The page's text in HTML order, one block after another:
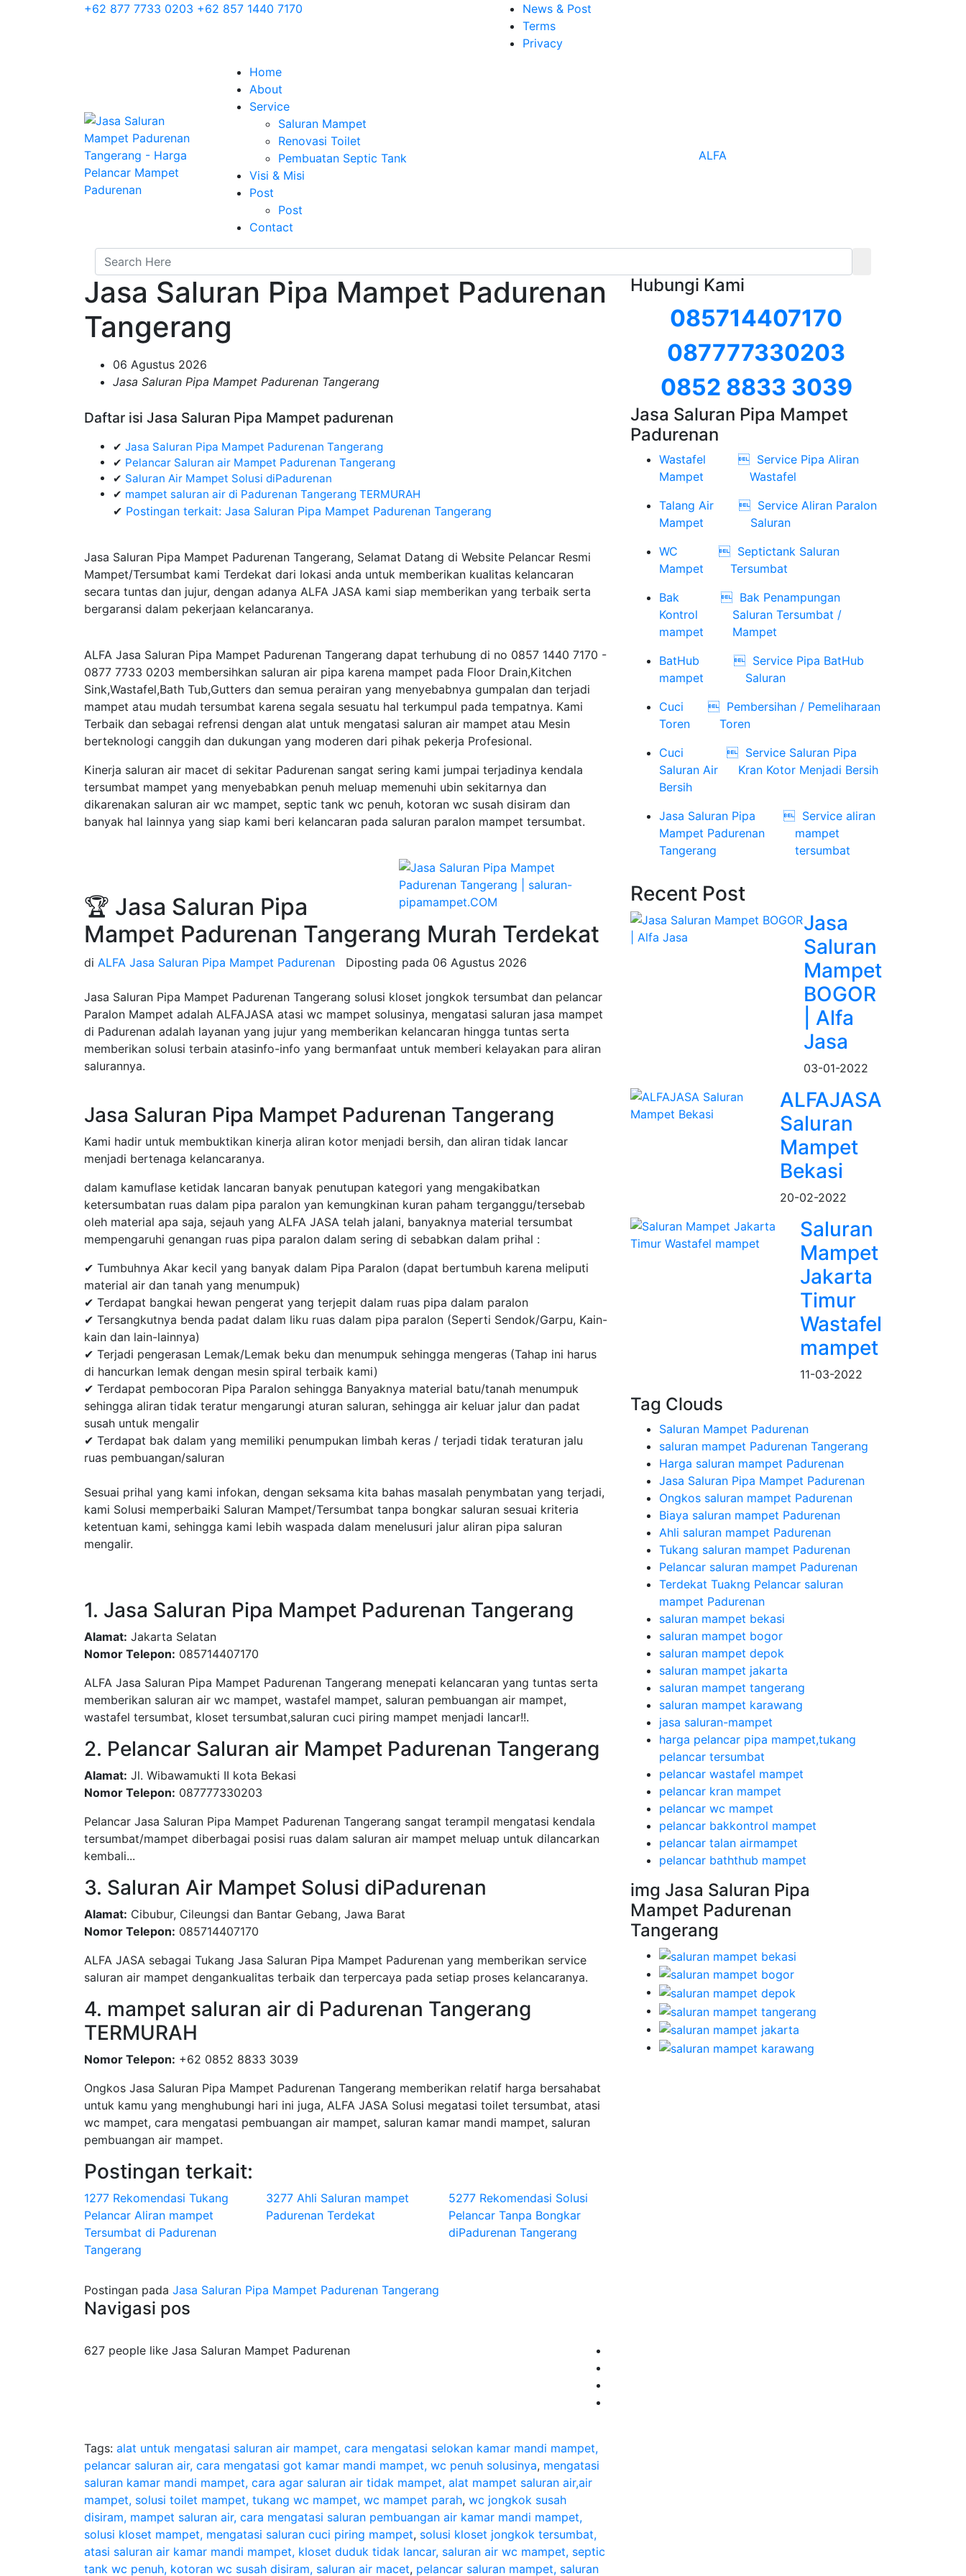
+62 877 7733 0203 +62 857 1440 7170
News & Post
Terms
Privacy
Home
About
Service
Saluran Mampet
Renovasi Toilet
Pembuatan Septic Tank
Visi & Misi
Post
Post
Contact
ALFA
Jasa Saluran Pipa Mampet Padurenan
Tangerang
06 Agustus 2026
Jasa Saluran Pipa Mampet Padurenan Tangerang
Daftar isi Jasa Saluran Pipa Mampet padurenan
✔ Jasa Saluran Pipa Mampet Padurenan Tangerang
✔ Pelancar Saluran air Mampet Padurenan Tangerang
✔ Saluran Air Mampet Solusi diPadurenan
✔ mampet saluran air di Padurenan Tangerang TERMURAH
✔ Postingan terkait: Jasa Saluran Pipa Mampet Padurenan Tangerang
Jasa Saluran Pipa Mampet Padurenan Tangerang, Selamat Datang di Website Pelancar Resmi
Mampet/Tersumbat kami Terdekat dari lokasi anda untuk memberikan kualitas kelancaran
secara tuntas dan jujur, dengan adanya ALFA JASA kami siap memberikan yang terbaik serta
bergaransi dalam pekerjaan kelancaranya.
ALFA Jasa Saluran Pipa Mampet Padurenan Tangerang dapat terhubung di no 0857 1440 7170 -
0877 7733 0203 membersihkan saluran air pipa karena mampet pada Floor Drain,Kitchen
Sink,Wastafel,Bath Tub,Gutters dan semua perairan yang menyebabnya gumpalan dan terjadi
mampet atau mudah tersumbat karena segala sesuatu hal terkumpul pada tempatnya. Kami
Terbaik dan sebagai refrensi dengan alat untuk mengatasi saluran air mampet atau Mesin
berteknologi canggih dan dukungan yang moderen dari pihak pekerja Profesional.
Kinerja saluran air macet di sekitar Padurenan sangat sering kami jumpai terjadinya kendala
tersumbat mampet yang menyebabkan penuh meluap memenuhi ubin sekitarnya dan
dikarenakan saluran air wc mampet, septic tank wc penuh, kotoran wc susah disiram dan
banyak hal lainnya yang siap kami beri kelancaran pada saluran paralon mampet tersumbat.
🏆 Jasa Saluran Pipa
Mampet Padurenan Tangerang Murah Terdekat
di ALFA Jasa Saluran Pipa Mampet Padurenan Diposting pada 06 Agustus 2026
Jasa Saluran Pipa Mampet Padurenan Tangerang solusi kloset jongkok tersumbat dan pelancar
Paralon Mampet adalah ALFAJASA atasi wc mampet solusinya, mengatasi saluran jasa mampet
di Padurenan adalah layanan yang jujur yang memberikan kelancaran hingga tuntas serta
memberikan solusi terbain atasinfo-info yang bermanfaat untuk memberi kelayakan para aliran
salurannya.
Jasa Saluran Pipa Mampet Padurenan Tangerang
Kami hadir untuk membuktikan kinerja aliran kotor menjadi bersih, dan aliran tidak lancar
menjadi bertenaga kelancaranya.
dalam kamuflase ketidak lancaran banyak penutupan kategori yang mengakibatkan
ketersumbatan ruas dalam pipa paralon yan kemungkinan kuran paham terganggu/tersebab
oleh material apa saja, sejauh yang ALFA JASA telah jalani, banyaknya material tersumbat
mempengaruhi genangan ruas pipa paralon dalam sering di sebabkan dalam prihal :
✔ Tumbuhnya Akar kecil yang banyak dalam Pipa Paralon (dapat bertumbuh karena meliputi
material air dan tanah yang menumpuk)
✔ Terdapat bangkai hewan pengerat yang terjepit dalam ruas pipa dalam paralon
✔ Tersangkutnya benda padat dalam liku ruas dalam pipa paralon (Seperti Sendok/Garpu, Kain-
kain dan lain-lainnya)
✔ Terjadi pengerasan Lemak/Lemak beku dan menumpuk sehingga mengeras (Tahap ini harus
di hancurkan lemak dengan mesin spiral terbaik kami)
✔ Terdapat pembocoran Pipa Paralon sehingga Banyaknya material batu/tanah menumpuk
sehingga aliran tidak teratur mengarungi aturan saluran, sehingga air keluar jalur dan padat
susah untuk mengalir
✔ Terdapat bak dalam yang memiliki penumpukan limbah keras / terjadi tidak teraturan jalu
ruas pembuangan/saluran
Sesuai prihal yang kami infokan, dengan seksama kita bahas masalah penymbatan yang terjadi,
kami Solusi memperbaiki Saluran Mampet/Tersumbat tanpa bongkar saluran sesuai kriteria
ketentuan kami, sehingga kami lebih waspada dalam menelusuri jalur aliran pipa saluran
mengalir.
1. Jasa Saluran Pipa Mampet Padurenan Tangerang
Alamat: Jakarta Selatan
Nomor Telepon: 085714407170
ALFA Jasa Saluran Pipa Mampet Padurenan Tangerang menepati kelancaran yang tuntas serta
memberikan saluran air wc mampet, wastafel mampet, saluran pembuangan air mampet,
wastafel tersumbat, kloset tersumbat,saluran cuci piring mampet menjadi lancar!!.
2. Pelancar Saluran air Mampet Padurenan Tangerang
Alamat: Jl. Wibawamukti II kota Bekasi
Nomor Telepon: 087777330203
Pelancar Jasa Saluran Pipa Mampet Padurenan Tangerang sangat terampil mengatasi kendala
tersumbat/mampet diberbagai posisi ruas dalam saluran air mampet meluap untuk dilancarkan
kembali...
3. Saluran Air Mampet Solusi diPadurenan
Alamat: Cibubur, Cileungsi dan Bantar Gebang, Jawa Barat
Nomor Telepon: 085714407170
ALFA JASA sebagai Tukang Jasa Saluran Pipa Mampet Padurenan yang memberikan service
saluran air mampet dengankualitas terbaik dan terpercaya pada setiap proses kelancaranya.
4. mampet saluran air di Padurenan Tangerang
TERMURAH
Nomor Telepon: +62 0852 8833 3039
Ongkos Jasa Saluran Pipa Mampet Padurenan Tangerang memberikan relatif harga bersahabat
untuk kamu yang menghubungi hari ini juga, ALFA JASA Solusi megatasi toilet tersumbat, atasi
wc mampet, cara mengatasi pembuangan air mampet, saluran kamar mandi mampet, saluran
pembuangan air mampet.
Postingan terkait:
1277 Rekomendasi Tukang
Pelancar Aliran mampet
Tersumbat di Padurenan
Tangerang
3277 Ahli Saluran mampet
Padurenan Terdekat
5277 Rekomendasi Solusi
Pelancar Tanpa Bongkar
diPadurenan Tangerang
Postingan pada Jasa Saluran Pipa Mampet Padurenan Tangerang
Navigasi pos
627 people like Jasa Saluran Mampet Padurenan
Tags: alat untuk mengatasi saluran air mampet, cara mengatasi selokan kamar mandi mampet,
pelancar saluran air, cara mengatasi got kamar mandi mampet, wc penuh solusinya, mengatasi
saluran kamar mandi mampet, cara agar saluran air tidak mampet, alat mampet saluran air,air
mampet, solusi toilet mampet, tukang wc mampet, wc mampet parah, wc jongkok susah
disiram, mampet saluran air, cara mengatasi saluran pembuangan air kamar mandi mampet,
solusi kloset mampet, mengatasi saluran cuci piring mampet, solusi kloset jongkok tersumbat,
atasi saluran air kamar mandi mampet, kloset duduk tidak lancar, saluran air wc mampet, septic
tank wc penuh, kotoran wc susah disiram, saluran air macet, pelancar saluran mampet, saluran
Hubungi Kami
085714407170
087777330203
0852 8833 3039
Jasa Saluran Pipa Mampet
Padurenan
Wastafel
Mampet
Service Pipa Aliran
Wastafel
Talang Air
Mampet
Service Aliran Paralon
Saluran
WC
Mampet
Septictank Saluran
Tersumbat
Bak
Kontrol
mampet
Bak Penampungan
Saluran Tersumbat /
Mampet
BatHub
mampet
Service Pipa BatHub
Saluran
Cuci
Toren
 Pembersihan / Pemeliharaan
Toren
Cuci
Saluran Air
Bersih
 Service Saluran Pipa
Kran Kotor Menjadi Bersih
Jasa Saluran Pipa
Mampet Padurenan
Tangerang
Service aliran
mampet
tersumbat
Recent Post
Jasa
Saluran
Mampet
BOGOR
| Alfa
Jasa
03-01-2022
ALFAJASA
Saluran
Mampet
Bekasi
20-02-2022
Saluran
Mampet
Jakarta
Timur
Wastafel
mampet
11-03-2022
Tag Clouds
Saluran Mampet Padurenan
saluran mampet Padurenan Tangerang
Harga saluran mampet Padurenan
Jasa Saluran Pipa Mampet Padurenan
Ongkos saluran mampet Padurenan
Biaya saluran mampet Padurenan
Ahli saluran mampet Padurenan
Tukang saluran mampet Padurenan
Pelancar saluran mampet Padurenan
Terdekat Tuakng Pelancar saluran
mampet Padurenan
saluran mampet bekasi
saluran mampet bogor
saluran mampet depok
saluran mampet jakarta
saluran mampet tangerang
saluran mampet karawang
jasa saluran-mampet
harga pelancar pipa mampet,tukang
pelancar tersumbat
pelancar wastafel mampet
pelancar kran mampet
pelancar wc mampet
pelancar bakkontrol mampet
pelancar talan airmampet
pelancar baththub mampet
img Jasa Saluran Pipa
Mampet Padurenan
Tangerang